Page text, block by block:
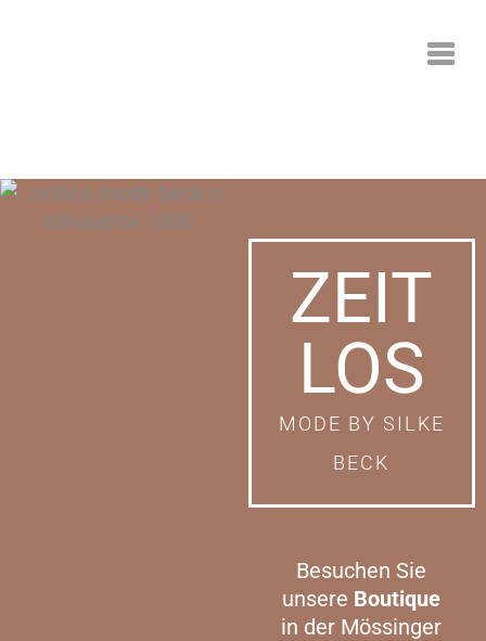
ZEIT
LOS
MODE BY SILKE
BECK
Besuchen Sie
unsere Boutique
in der Mössinger